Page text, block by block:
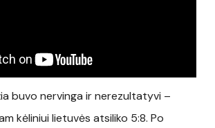
buvo nervinga ir nerezultatyvi –
kėliniui lietuvės atsiliko 5:8. Po